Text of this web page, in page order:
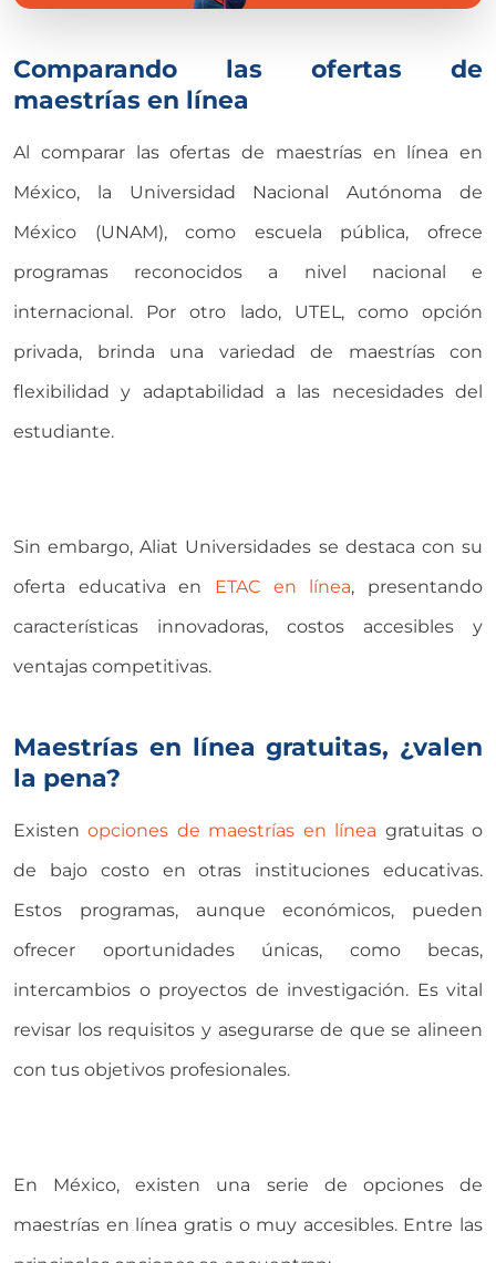
Comparando las ofertas de
maestrías en línea
Al comparar las ofertas de maestrías en línea en
México, la Universidad Nacional Autónoma de
México (UNAM), como escuela pública, ofrece
programas reconocidos a nivel nacional e
internacional. Por otro lado, UTEL, como opción
privada, brinda una variedad de maestrías con
flexibilidad y adaptabilidad a las necesidades del
estudiante.
Sin embargo, Aliat Universidades se destaca con su
oferta educativa en ETAC en línea, presentando
características innovadoras, costos accesibles y
ventajas competitivas.
Maestrías en línea gratuitas, ¿valen
la pena?
Existenopciones de maestrías en línea gratuitas o
de bajo costo en otras instituciones educativas.
Estos programas, aunque económicos, pueden
ofrecer oportunidades únicas, como becas,
intercambios o proyectos de investigación. Es vital
revisar los requisitos y asegurarse de que se alineen
con tus objetivos profesionales.
En México, existen una serie de opciones de
maestrías en línea gratiso muy accesibles. Entre las